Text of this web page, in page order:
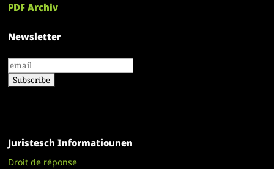
PDF Archiv
Newsletter
Juristesch Informatiounen
Droit de réponse